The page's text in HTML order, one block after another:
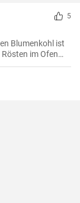
5
Blumenkohl ist
im Ofen
nussigen